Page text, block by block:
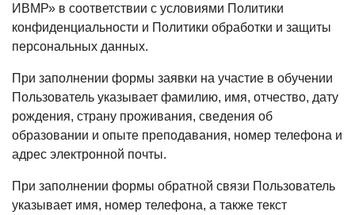
ИВМР» в соответствии с условиями Политики
конфиденциальности и Политики обработки и защиты
персональных данных.
При заполнении формы заявки на участие в обучении
Пользователь указывает фамилию, имя, отчество, дату
рождения, страну проживания, сведения об
образовании и опыте преподавания, номер телефона и
адрес электронной почты.
При заполнении формы обратной связи Пользователь
указывает имя, номер телефона, а также текст